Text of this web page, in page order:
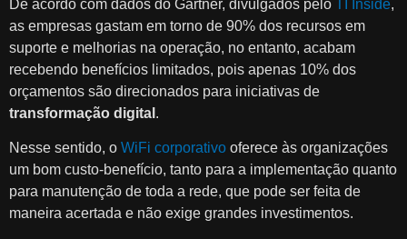
De acordo com dados do Gartner, divulgados pelo TI Inside,
as empresas gastam em torno de 90% dos recursos em
suporte e melhorias na operação, no entanto, acabam
recebendo benefícios limitados, pois apenas 10% dos
orçamentos são direcionados para iniciativas de
transformação digital .
Nesse sentido, o WiFi corporativo oferece às organizações
um bom custo-benefício, tanto para a implementação quanto
para manutenção de toda a rede, que pode ser feita de
maneira acertada e não exige grandes investimentos.